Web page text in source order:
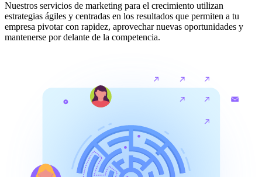
Nuestros servicios de marketing para el crecimiento utilizan
estrategias ágiles y centradas en los resultados que permiten a tu
empresa pivotar con rapidez, aprovechar nuevas oportunidades y
mantenerse por delante de la competencia.